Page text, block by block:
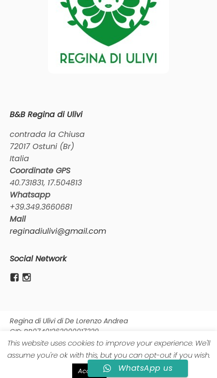
B&B Regina di Ulivi
contrada la Chiusa
72017 Ostuni (Br)
Italia
Coordinate GPS
40.731831, 17.504813
Whatsapp
+39.349.3660681
Mail
reginadiulivi@gmail.com
Social Network
Regina di Ulivi di De Lorenzo Andrea
CIS: BR07401262000017329
CIN: IT074012B400025405
C.F. DLRNDR82T03F205Y /// Partita IVA 09769380966
Contrada Vigna Vecchia - Ostuni (Br)
©2026 Luca Magdalone Design
This website uses cookies to improve your experience. We'll
assume you're ok with this, but you can opt-out if you wish.
Accept Read More
WhatsApp us